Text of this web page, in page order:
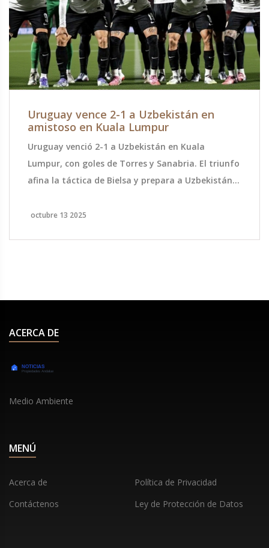
Uruguay vence 2-1 a Uzbekistán en
amistoso en Kuala Lumpur
Uruguay venció 2-1 a Uzbekistán en Kuala
Lumpur, con goles de Torres y Sanabria. El triunfo
afina la táctica de Bielsa y prepara a Uzbekistán
octubre 13 2025
ACERCA DE
Medio Ambiente
MENÚ
Acerca de
Política de Privacidad
Contáctenos
Ley de Protección de Datos